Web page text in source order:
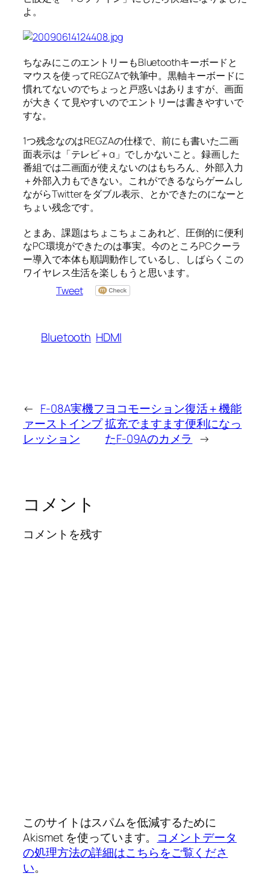
よ。
ちなみにこのエントリーもBluetoothキーボードと
マウスを使ってREGZAで執筆中。黒軸キーボードに
慣れてないのでちょっと戸惑いはありますが、画面
が大きくて見やすいのでエントリーは書きやすいで
すな。
1つ残念なのはREGZAの仕様で、前にも書いた二画
面表示は「テレビ＋α」でしかないこと。録画した
番組では二画面が使えないのはもちろん、外部入力
＋外部入力もできない。これができるならゲームし
ながらTwitterをダブル表示、とかできたのになーと
ちょい残念です。
とまあ、課題はちょこちょこあれど、圧倒的に便利
なPC環境ができたのは事実。今のところPCクーラ
ー導入で本体も順調動作しているし、しばらくこの
ワイヤレス生活を楽しもうと思います。
Tweet
Bluetooth HDMI
← F-08A実機フ
ァーストインプ
レッション
ヨコモーション復活＋機能
拡充でますます便利になっ
たF-09Aのカメラ
→
コメント
コメントを残す
このサイトはスパムを低減するために
Akismet を使っています。 コメントデータ
の処理方法の詳細はこちらをご覧くださ
い。